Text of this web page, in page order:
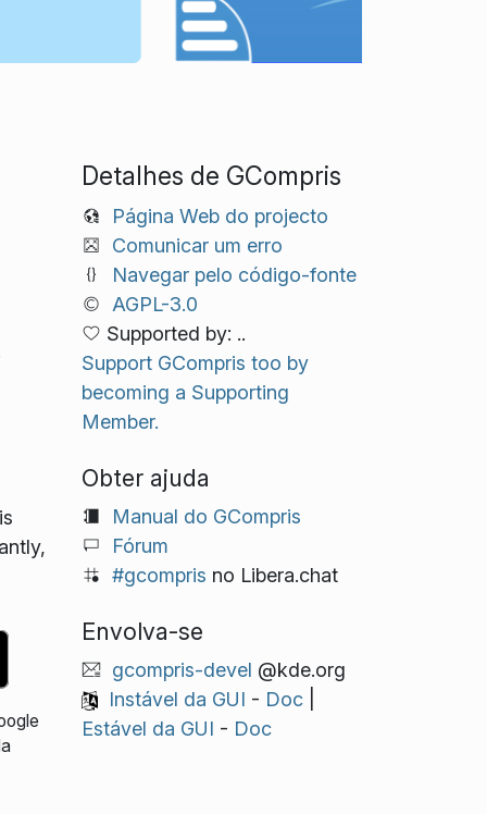
Detalhes de GCompris
Página Web do projecto
Comunicar um erro
Navegar pelo código-fonte
AGPL-3.0
Supported by: ..
Support GCompris too by
becoming a Supporting
Member.
Obter ajuda
Manual do GCompris
Fórum
#gcompris no Libera.chat
Envolva-se
gcompris-devel @kde.org
Instável da GUI - Doc|
Estável da GUI - Doc